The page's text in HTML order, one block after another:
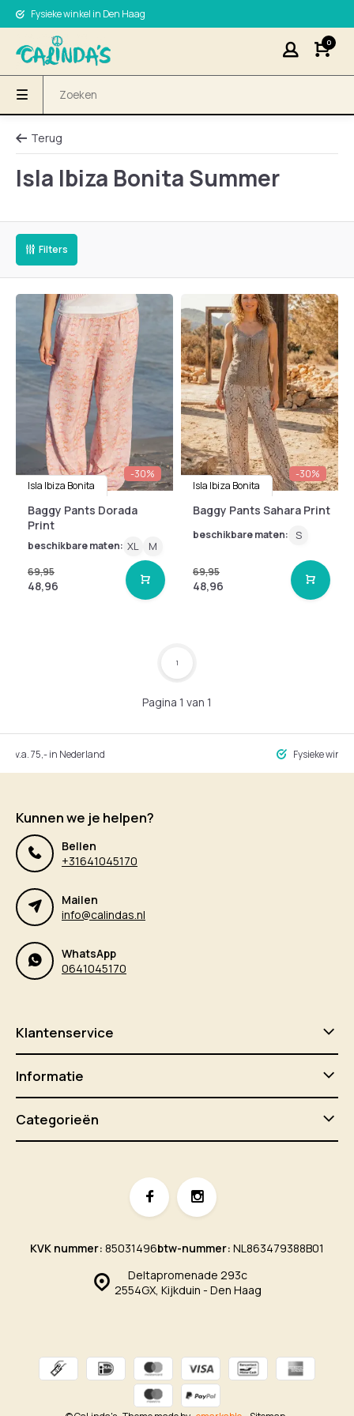
Fysieke winkel in Den Haag
0
Terug
Isla Ibiza Bonita Summer
Filters
-30%
Isla Ibiza Bonita
Baggy Pants Dorada
Print
beschikbare maten: XL M
69,95
48,96
-30%
Isla Ibiza Bonita
Baggy Pants Sahara Print
beschikbare maten: S
69,95
48,96
Pagina 1 van 1
1
v.a. 75,- in Nederland Fysieke
Kunnen we je helpen?
Bellen
+31641045170
Mailen
info@calindas.nl
WhatsApp
0641045170
Klantenservice
Informatie
Categorieën
Deltapromenade 293c
2554GX, Kijkduin - Den Haag
KVK nummer: 85031496btw-nummer: NL863479388B01